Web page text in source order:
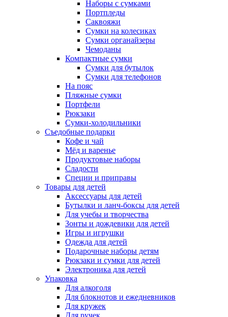
Наборы с сумками
Портпледы
Саквояжи
Сумки на колесиках
Сумки органайзеры
Чемоданы
Компактные сумки
Сумки для бутылок
Сумки для телефонов
На пояс
Пляжные сумки
Портфели
Рюкзаки
Сумки-холодильники
Съедобные подарки
Кофе и чай
Мёд и варенье
Продуктовые наборы
Сладости
Специи и приправы
Товары для детей
Аксессуары для детей
Бутылки и ланч-боксы для детей
Для учебы и творчества
Зонты и дождевики для детей
Игры и игрушки
Одежда для детей
Подарочные наборы детям
Рюкзаки и сумки для детей
Электроника для детей
Упаковка
Для алкоголя
Для блокнотов и ежедневников
Для кружек
Для ручек